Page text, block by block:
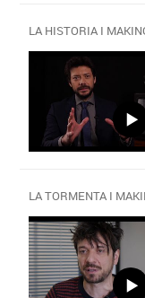
LA HISTORIA I
LA TORMENTA I